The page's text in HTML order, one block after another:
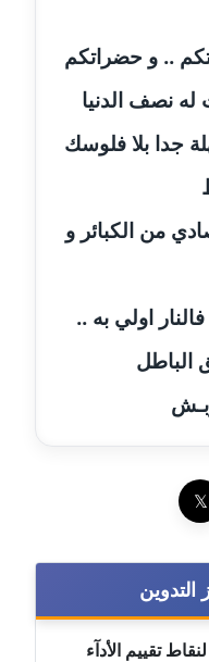
.. و حضراتكم
نصف الدنيا
جدا بلا فلوسك
من الكبائر و
اولي به ..
الباطل
𝕏
تقييم الأدآء